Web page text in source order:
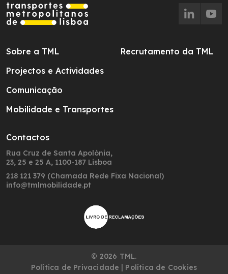
Sobre a TML
Projectos e Actividades
Comunicação
Mobilidade e Transportes
Recrutamento da TML
Contactos
Rua Cruz de Santa Apolónia,
23, 25 e 25 A, 1100-187 Lisboa
218 121 379 (Chamada Rede Fixa Nacional)
info@tmlmobilidade.pt
© 2026 TML.
Política de Privacidade | Política de Cookies